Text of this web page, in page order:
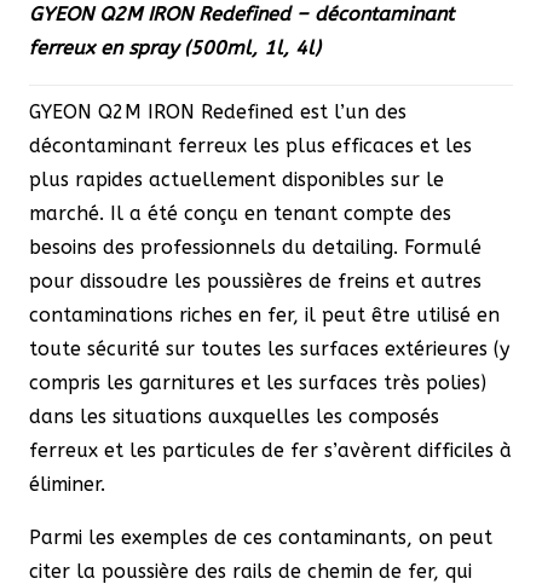
prix :
105,00 €
GYEON Q2M IRON Redefined – décontaminant
ferreux en spray (500ml, 1l, 4l)
GYEON Q2M IRON Redefined est l’un des
décontaminant ferreux les plus efficaces et les
plus rapides actuellement disponibles sur le
marché. Il a été conçu en tenant compte des
besoins des professionnels du detailing. Formulé
pour dissoudre les poussières de freins et autres
contaminations riches en fer, il peut être utilisé en
toute sécurité sur toutes les surfaces extérieures (y
compris les garnitures et les surfaces très polies)
dans les situations auxquelles les composés
ferreux et les particules de fer s’avèrent difficiles à
éliminer.
Parmi les exemples de ces contaminants, on peut
citer la poussière des rails de chemin de fer, qui